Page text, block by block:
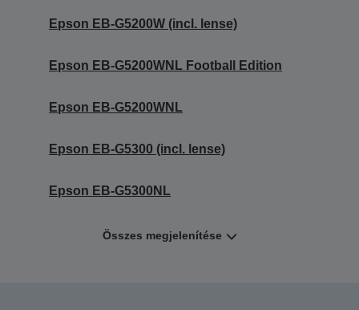
Epson EB-G5200W (incl. lense)
Epson EB-G5200WNL Football Edition
Epson EB-G5200WNL
Epson EB-G5300 (incl. lense)
Epson EB-G5300NL
Összes megjelenítése